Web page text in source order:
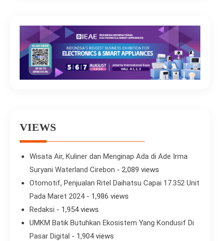
VIEWS
Wisata Air, Kuliner dan Menginap Ada di Ade Irma
Suryani Waterland Cirebon - 2,089 views
Otomotif, Penjualan Ritel Daihatsu Capai 17.352 Unit
Pada Maret 2024- 1,986 views
Redaksi - 1,954 views
UMKM Batik Butuhkan Ekosistem Yang Kondusif Di
Pasar Digital - 1,904 views